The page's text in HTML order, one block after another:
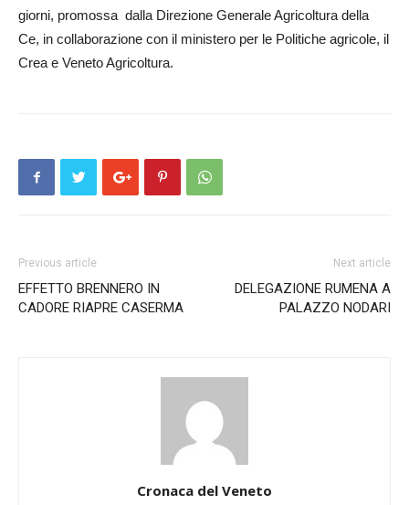
giorni, promossa dalla Direzione Ge­­ne­r­ale Agricoltura del­la
Ce, in col­laborazione con il ministero per le Politiche agricole, il
Crea e Veneto Agricoltura.
Previous article
EFFETTO BRENNERO IN
CADORE RIAPRE CASERMA
Next article
DELEGAZIONE RUMENA A
PALAZZO NODARI
Cronaca del Veneto